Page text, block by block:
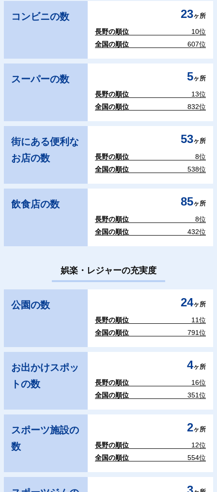
コンビニの数 23ヶ所
長野の順位
10位
全国の順位
607位
スーパーの数 5ヶ所
長野の順位
13位
全国の順位
832位
街にある便利な
お店の数
53ヶ所
長野の順位
8位
全国の順位
538位
飲食店の数 85ヶ所
長野の順位
8位
全国の順位
432位
娯楽・レジャーの充実度
公園の数 24ヶ所
長野の順位
11位
全国の順位
791位
お出かけスポッ
トの数
4ヶ所
長野の順位
16位
全国の順位
351位
スポーツ施設の
数
2ヶ所
長野の順位
12位
全国の順位
554位